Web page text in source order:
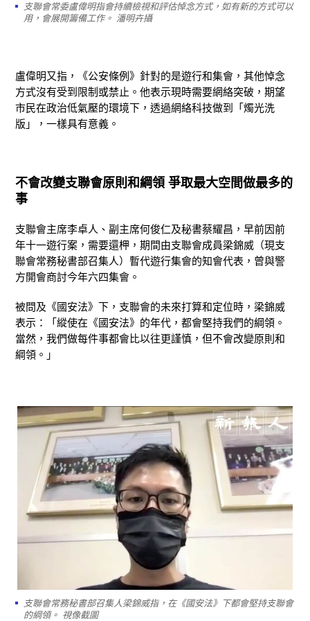
支聯會常委盧偉明指會持續檢視和評估悼念方式，如有新的方式可以
用，會展開籌備工作。 潘明卉攝
盧偉明又指，《公安條例》針對的是遊行和集會，其他悼念
方式沒有受到限制或禁止。他表示現時需要網絡突破，期望
市民在政治低氣壓的環境下，透過網絡科技做到「燭光洗
版」，一樣具有意義。
不會改變支聯會原則和綱領 爭取最大空間做最多的
事
支聯會主席李卓人、副主席何俊仁及秘書蔡耀昌，早前因前
年十一遊行案，需要還柙，期間由支聯會成員梁錦威（現支
聯會常務秘書部召集人）暫代遊行集會的知會代表，曾與警
方開會商討今年六四集會。
被問及《國安法》下，支聯會的未來打算和定位時，梁錦威
表示：「縱使在《國安法》的年代，都會堅持我們的綱領。
當然，我們做每件事都會比以往更謹慎，但不會改變原則和
綱領。」
支聯會常務秘書部召集人梁錦威指，在《國安法》下都會堅持支聯會
的綱領。 視像截圖